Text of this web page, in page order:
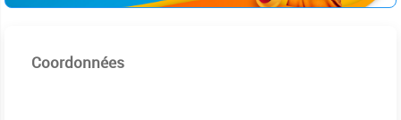
Coordonnées